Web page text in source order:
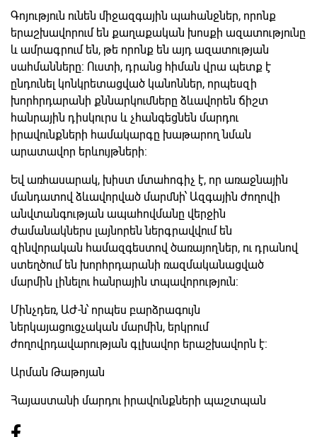
Գոյություն ունեն միջազգային պահանջներ, որոնք
երաշխավորում են քաղաքական խոսքի ազատությունը
և ամրագրում են, թե որոնք են այդ ազատության
սահմանները: Ուստի, դրանց հիման վրա պետք է
ընդունել կոնկրետացված կանոններ, որպեսզի
խորհրդարանի քննարկումները ձևավորեն ճիշտ
հանրային դիսկուրս և չհանգեցնեն մարդու
իրավունքների համակարգը խաթարող նման
արատավոր երևույթների:
Եվ առհասարակ, խիստ մտահոգիչ է, որ առաջնային
մանդատով ձևավորված մարմնի՝ Ազգային ժողովի
անվտանգության ապահովմանը վերջին
ժամանակներս լայնորեն ներգրավվում են
զինվորական համազգեստով ծառայողներ, ու դրանով
ստեղծում են խորհրդարանի ռազմականացված
մարմին լինելու հանրային տպավորություն:
Մինչդեռ, ԱԺ-ն՝ որպես բարձրագույն
ներկայացուցչական մարմին, երկրում
ժողովրդավարության գլխավոր երաշխավորն է:
Արման Թաթոյան
Հայաստանի մարդու իրավունքների պաշտպան